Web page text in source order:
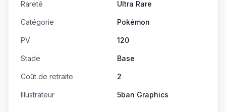
Rareté Ultra Rare
Catégorie Pokémon
PV 120
Stade Base
Coût de retraite 2
Illustrateur 5ban Graphics